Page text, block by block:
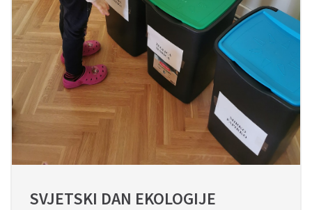
SVJETSKI DAN EKOLOGIJE